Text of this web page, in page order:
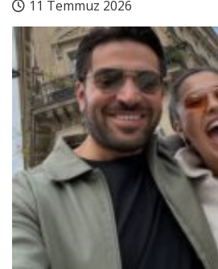
11 Temmuz 2026